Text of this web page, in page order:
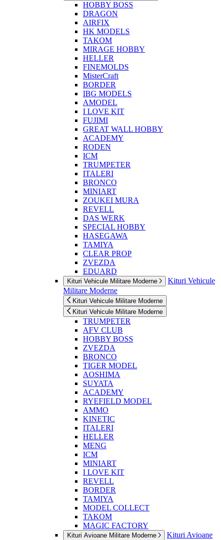
HOBBY BOSS
DRAGON
AIRFIX
HK MODELS
TAKOM
MIRAGE HOBBY
HELLER
FINEMOLDS
MisterCraft
BORDER
IBG MODELS
AMODEL
I LOVE KIT
FUJIMI
GREAT WALL HOBBY
ACADEMY
RODEN
ICM
TRUMPETER
ITALERI
BRONCO
MINIART
ZOUKEI MURA
REVELL
DAS WERK
SPECIAL HOBBY
HASEGAWA
TAMIYA
CLEAR PROP
ZVEZDA
EDUARD
Kituri Vehicule Militare Moderne
Kituri Vehicule
Militare Moderne
Kituri Vehicule Militare Moderne
Kituri Vehicule Militare Moderne
TRUMPETER
AFV CLUB
HOBBY BOSS
ZVEZDA
BRONCO
TIGER MODEL
AOSHIMA
SUYATA
ACADEMY
RYEFIELD MODEL
AMMO
KINETIC
ITALERI
HELLER
MENG
ICM
MINIART
I LOVE KIT
REVELL
BORDER
TAMIYA
MODEL COLLECT
TAKOM
MAGIC FACTORY
Kituri Avioane Militare Moderne
Kituri Avioane